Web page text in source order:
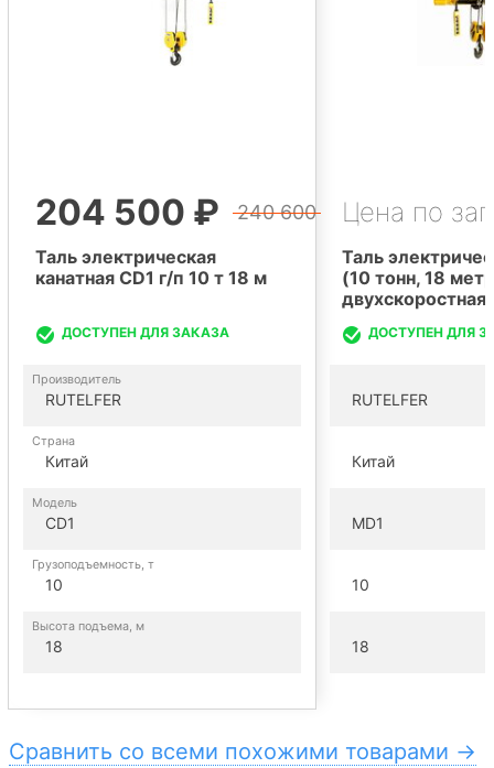
Таль электрическая
канатная CD1 г/п 10 т 18 м
ДОСТУПЕН ДЛЯ ЗАКАЗА
204 500 ₽ 240 600
Производитель
RUTELFER
Страна
Китай
Модель
CD1
Грузоподъемность, т
10
Высота подъема, м
18
Таль
(10 тонн, 18
двухскоростная
ДОСТУПЕН ДЛЯ
Цена по
RUTELFER
Китай
MD1
10
18
Сравнить со всеми похожими товарами →